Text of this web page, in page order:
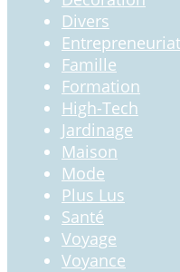
Divers
Entrepreneuriat
Famille
Formation
High-Tech
Jardinage
Maison
Mode
Plus Lus
Santé
Voyage
Voyance